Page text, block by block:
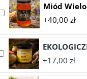
Select
accessory
Wielokwiatowy
1050g
Miód
+40,00 zł
Select
accessory
EKOLOGICZNY
+17,00 zł